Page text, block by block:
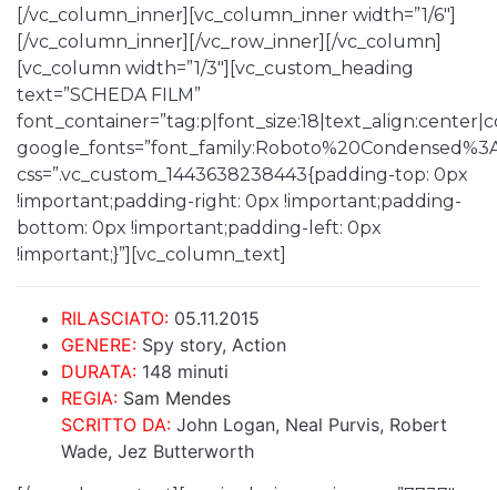
[/vc_column_inner][vc_column_inner width=”1/6″]
[/vc_column_inner][/vc_row_inner][/vc_column]
[vc_column width=”1/3″][vc_custom_heading
text=”SCHEDA FILM”
css=”.vc_custom_1443638238443{padding-top: 0px
!important;padding-right: 0px !important;padding-
bottom: 0px !important;padding-left: 0px
!important;}”][vc_column_text]
RILASCIATO: 05.11.2015
GENERE: Spy story, Action
DURATA: 148 minuti
REGIA: Sam Mendes
SCRITTO DA: John Logan, Neal Purvis, Robert
Wade, Jez Butterworth